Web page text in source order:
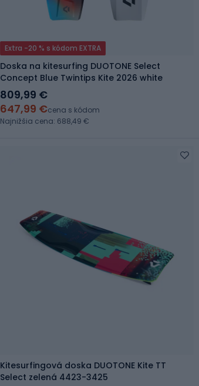
Extra -20 % s kódom EXTRA
Doska na kitesurfing DUOTONE Select
Concept Blue Twintips Kite 2026 white
809,99 €
647,99 €cena s kódom
Najnižšia cena: 688,49 €
Kitesurfingová doska DUOTONE Kite TT
Select zelená 4423-3425